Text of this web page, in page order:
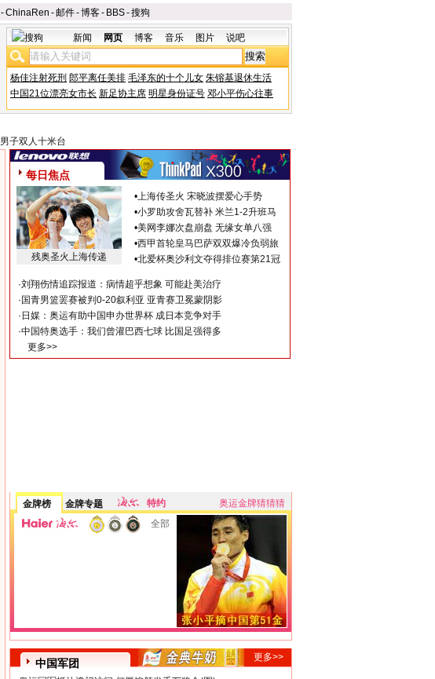
-ChinaRen -邮件-博客- BBS-搜狗
新闻 网页 博客 音乐 图片 说吧
杨佳注射死刑 郎平离任美排 毛泽东的十个儿女 朱镕基退休生活
中国21位漂亮女市长 新足协主席 明星身份证号 邓小平伤心往事
男子双人十米台
每日焦点
残奥圣火上海传递
•上海传圣火 宋晓波摆爱心手势
•小罗助攻舍瓦替补 米兰1-2升班马
•美网李娜次盘崩盘 无缘女单八强
•西甲首轮皇马巴萨双双爆冷负弱旅
•北爱杯奥沙利文夺得排位赛第21冠
·刘翔伤情追踪报道：病情超乎想象 可能赴美治疗
· 国青男篮罢赛被判0-20叙利亚 亚青赛卫冕蒙阴影
· 日媒：奥运有助中国申办世界杯 成日本竞争对手
·中国特奥选手：我们曾灌巴西七球 比国足强得多
更多>>
金牌榜 金牌专题 特约
奥运金牌猜猜猜
全部
中国军团
更多>>